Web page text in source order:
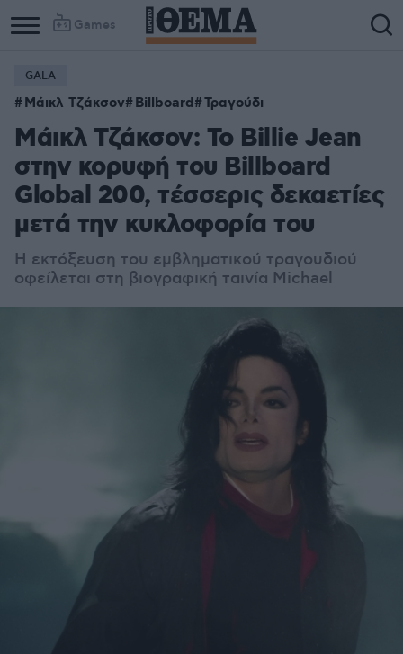
Games
GALA
Μάικλ Τζάκσον Billboard Τραγούδι
Μάικλ Τζάκσον: Το Billie Jean
στην κορυφή του Billboard
Global 200, τέσσερις δεκαετίες
μετά την κυκλοφορία του
Η εκτόξευση του εμβληματικού τραγουδιού
οφείλεται στη βιογραφική ταινία Michael